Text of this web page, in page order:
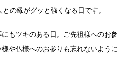
の縁がグッと強くなる日です。
もツキのある日。ご先祖様へのお参
や仏様へのお参りも忘れないように